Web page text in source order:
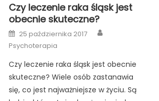
Czy leczenie raka śląsk jest
obecnie skuteczne?
Posted
on
25 października 2017
Psychoterapia
Czy leczenie raka śląsk jest obecnie
skuteczne? Wiele osób zastanawia
się, co jest najważniejsze w życiu. Są